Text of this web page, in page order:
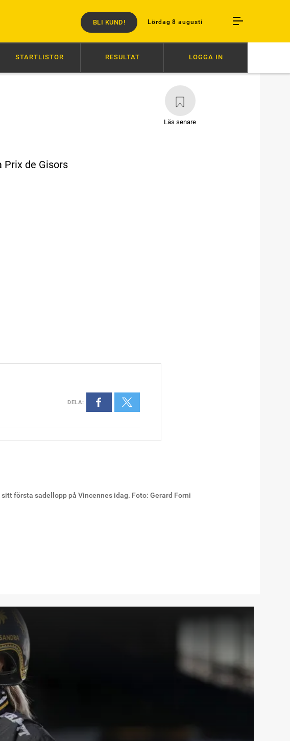
Lördag 8 augusti
BLI KUND!
09:46 GOCCIADORO DOMINERADE MUSCLE MASS DOMINERADE
STARTLISTOR RESULTAT LOGGA IN
Läs senare
de Gisors
sitt första sadellopp på Vincennes idag. Foto: Gerard Forni
DELA: